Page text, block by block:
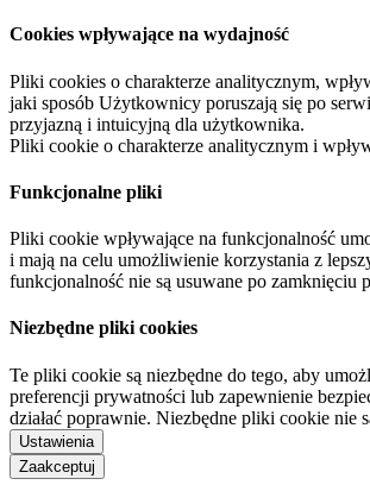
Cookies wpływające na wydajność
Pliki cookies o charakterze analitycznym,
jaki sposób Użytkownicy poruszają się po
przyjazną i intuicyjną dla użytkownika.
Pliki cookie o charakterze analitycznym i
Funkcjonalne pliki
Pliki cookie wpływające na funkcjonalność
i mają na celu umożliwienie korzystania z
funkcjonalność nie są usuwane po
Niezbędne pliki cookies
Te pliki cookie są niezbędne do tego, aby
preferencji prywatności lub zapewnienie
działać poprawnie. Niezbędne pliki cookie nie
Ustawienia
Zaakceptuj